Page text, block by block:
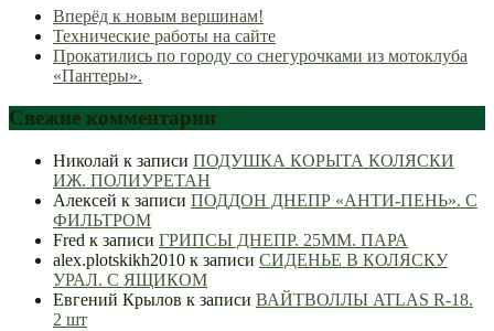
Вперёд к новым вершинам!
Технические работы на сайте
Прокатились по городу со снегурочками из мотоклуба
«Пантеры».
Свежие комментарии
Николай к записи ПОДУШКА КОРЫТА КОЛЯСКИ
ИЖ. ПОЛИУРЕТАН
Алексей к записи ПОДДОН ДНЕПР «АНТИ-ПЕНЬ». С
ФИЛЬТРОМ
Fred к записи ГРИПСЫ ДНЕПР. 25ММ. ПАРА
alex.plotskikh2010 к записи СИДЕНЬЕ В КОЛЯСКУ
УРАЛ. С ЯЩИКОМ
Евгений Крылов к записи ВАЙТВОЛЛЫ ATLAS R-18.
2 шт